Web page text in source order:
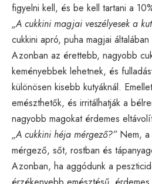
figyelni kell, és be kell tartani a
„A cukkini magjai veszélyesek a
cukkini apró, puha magjai
Azonban az érettebb, nagyobb
keményebbek lehetnek, és
különösen kisebb kutyáknál.
emészthetők, és irritálhatják a
nagyobb magokat érdemes
„A cukkini héja mérgező?”Nem, a
mérgező, sőt, rostban és
Azonban, ha aggódunk a